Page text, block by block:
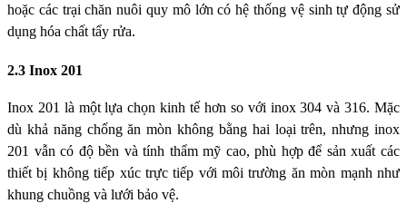
hoặc các trại chăn nuôi quy mô lớn có hệ thống vệ sinh tự động sử
dụng hóa chất tẩy rửa.
2.3 Inox 201
Inox 201 là một lựa chọn kinh tế hơn so với inox 304 và 316. Mặc
dù khả năng chống ăn mòn không bằng hai loại trên, nhưng inox
201 vẫn có độ bền và tính thẩm mỹ cao, phù hợp để sản xuất các
thiết bị không tiếp xúc trực tiếp với môi trường ăn mòn mạnh như
khung chuồng và lưới bảo vệ.